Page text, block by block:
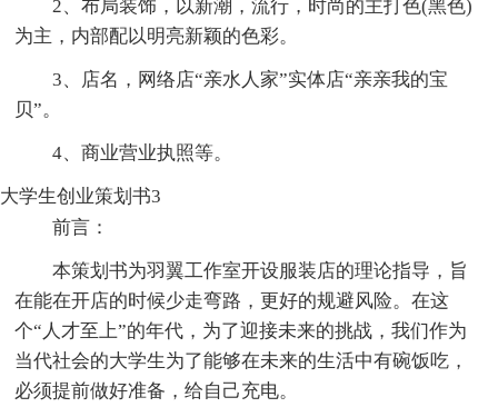
2、布局装饰，以新潮，流行，时尚的主打色(黑色)
为主，内部配以明亮新颖的色彩。
3、店名，网络店“亲水人家”实体店“亲亲我的宝
贝”。
4、商业营业执照等。
大学生创业策划书3
前言：
本策划书为羽翼工作室开设服装店的理论指导，旨
在能在开店的时候少走弯路，更好的规避风险。在这
个“人才至上”的年代，为了迎接未来的挑战，我们作为
当代社会的大学生为了能够在未来的生活中有碗饭吃，
必须提前做好准备，给自己充电。